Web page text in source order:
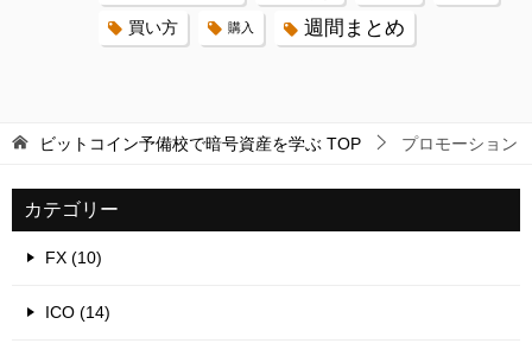
買い方 購入 週間まとめ
ビットコイン予備校で暗号資産を学ぶ TOP プロモーション
カテゴリー
FX (10)
ICO (14)